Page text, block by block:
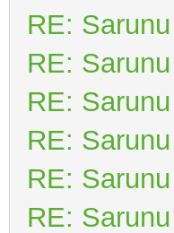
RE:
RE:
RE:
RE:
RE:
RE: